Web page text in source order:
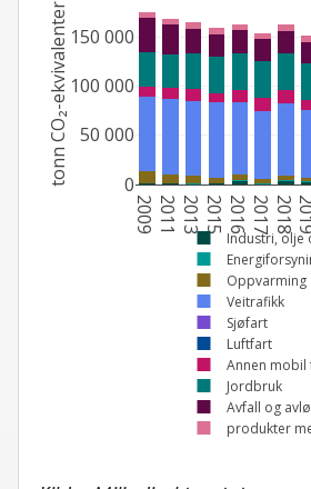
2009 2011 2013 2015 2016 2017 2018
0
50 000
100 000
150 000
Industri, olje
Oppvarming
Veitrafikk
Sjøfart
Luftfart
Annen
Jordbruk
Avfall og
produkter
tonn CO₂-ekvivalenter